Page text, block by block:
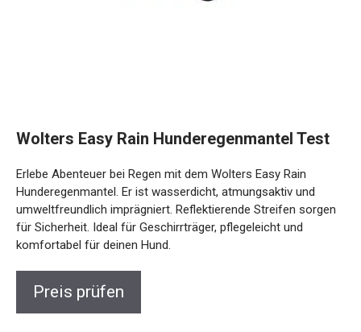
Wolters Easy Rain Hunderegenmantel Test
Erlebe Abenteuer bei Regen mit dem Wolters Easy Rain
Hunderegenmantel. Er ist wasserdicht, atmungsaktiv und
umweltfreundlich imprägniert. Reflektierende Streifen sorgen
für Sicherheit. Ideal für Geschirrträger, pflegeleicht und
komfortabel für deinen Hund.
Preis prüfen